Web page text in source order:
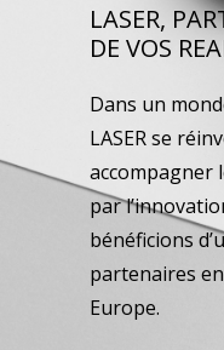
LASER,
DE VOS
Dans un
LASER se
accompagner
par
bénéficions
partenaires
Europe.